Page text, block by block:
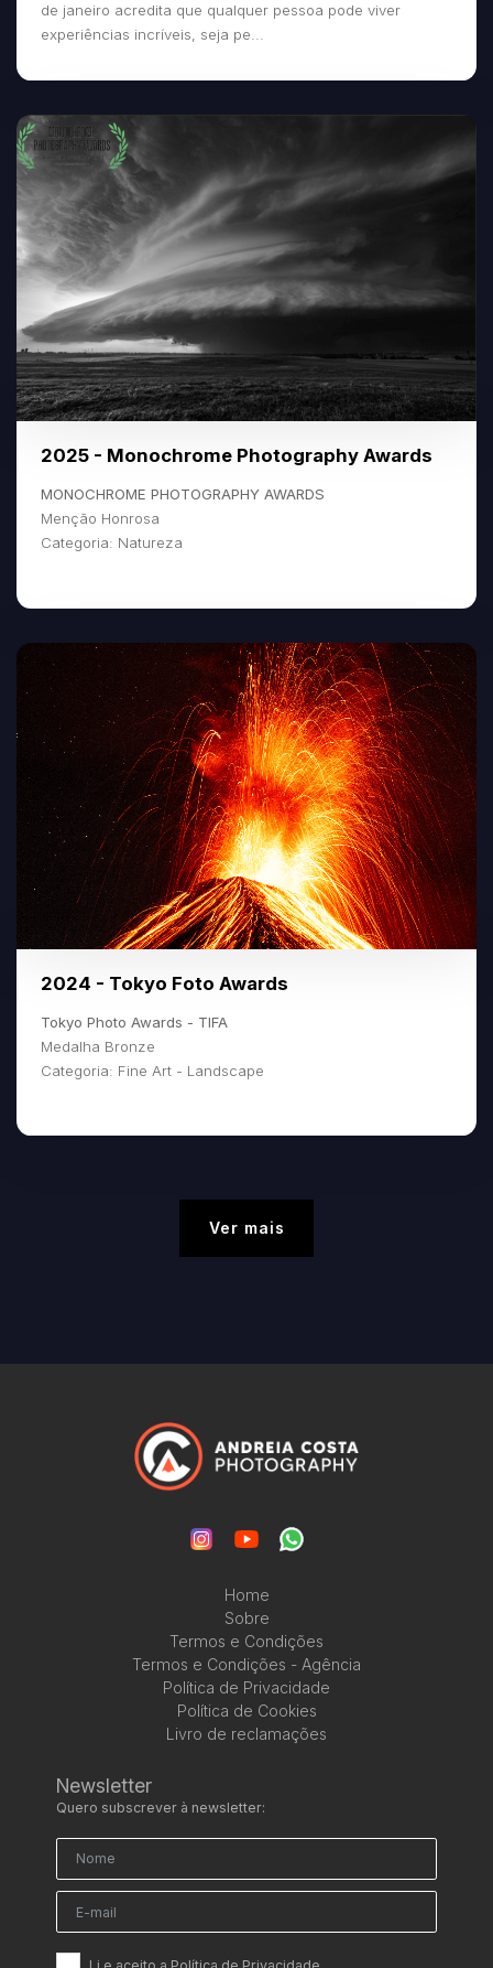
de janeiro acredita que qualquer pessoa pode viver
experiências incríveis, seja pe...
2025 - Monochrome Photography Awards
MONOCHROME PHOTOGRAPHY AWARDS
Menção Honrosa
Categoria: Natureza
2024 - Tokyo Foto Awards
Tokyo Photo Awards - TIFA
Medalha Bronze
Categoria: Fine Art - Landscape
Ver mais
Home
Sobre
Termos e Condições
Termos e Condições - Agência
Política de Privacidade
Política de Cookies
Livro de reclamações
Newsletter
Quero subscrever à newsletter: